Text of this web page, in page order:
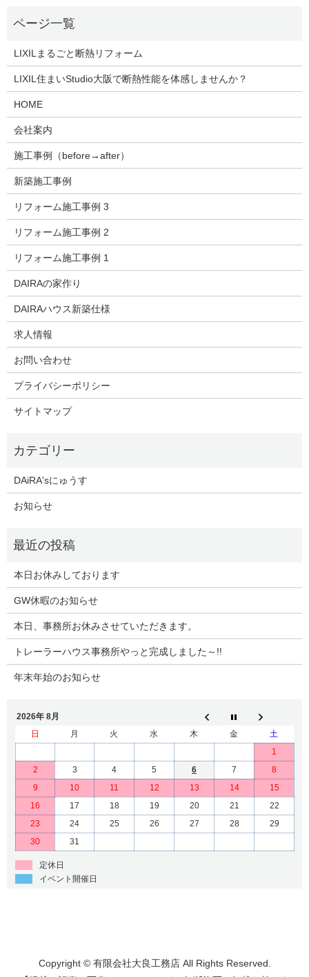
LIXILまるごと断熱リフォーム
LIXIL住まいStudio大阪で断熱性能を体感しませんか？
HOME
会社案内
施工事例（before→after）
新築施工事例
リフォーム施工事例 3
リフォーム施工事例 2
リフォーム施工事例 1
DAIRAの家作り
DAIRAハウス新築仕様
求人情報
お問い合わせ
プライバシーポリシー
サイトマップ
DAiRA'sにゅうす
お知らせ
本日お休みしております
GW休暇のお知らせ
本日、事務所お休みさせていただきます。
トレーラーハウス事務所やっと完成しました～!!
年末年始のお知らせ
2026年 8月
日
月 火 水 木 金
土
1
2
3 4 5 6 7
8
9
10 11 12 13 14
15
16
17 18 19 20 21
22
23
24 25 26 27 28
29
30
31
定休日
イベント開催日
Copyright © 有限会社大良工務店 All Rights Reserved.